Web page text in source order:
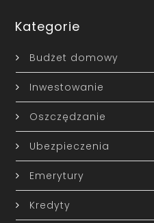
Kategorie
Budżet domowy
Inwestowanie
Oszczędzanie
Ubezpieczenia
Emerytury
Kredyty